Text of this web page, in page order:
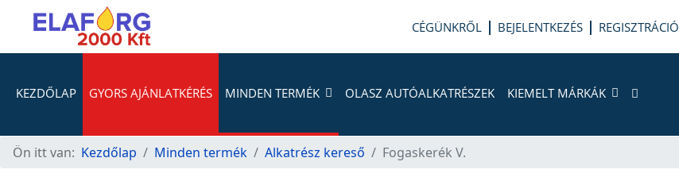
CÉGÜNKRŐL BEJELENTKEZÉS REGISZTRÁCIÓ
KEZDŐLAP GYORS AJÁNLATKÉRÉS MINDEN TERMÉK OLASZ AUTÓALKATRÉSZEK KIEMELT MÁRKÁK
Ön itt van: Kezdőlap Minden termék Alkatrész kereső Fogaskerék V.